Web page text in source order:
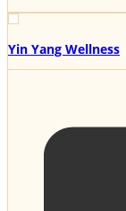
Yin Yang Wellness